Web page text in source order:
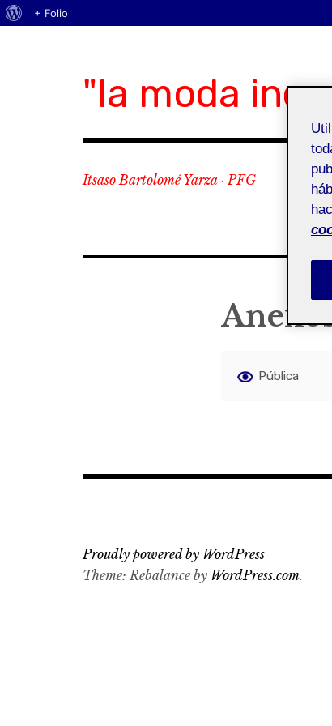
"la moda
Itsaso Bartolomé Yarza · PFG
Pública
Proudly powered by WordPress
Theme: Rebalance by WordPress.com.
Acerca
+ Folio